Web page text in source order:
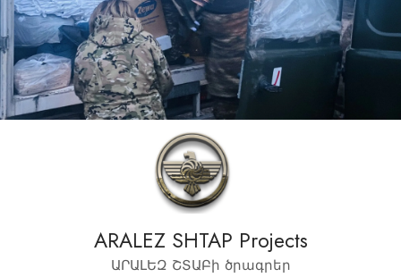
ARALEZ SHTAP Projects
ԱՐԱԼԵԶ ՇՏԱԲի ծրագրեր